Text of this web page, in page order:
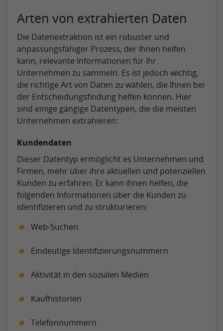
Arten von extrahierten Daten
Die Datenextraktion ist ein robuster und
anpassungsfähiger Prozess, der Ihnen helfen
kann, relevante Informationen für Ihr
Unternehmen zu sammeln. Es ist jedoch wichtig,
die richtige Art von Daten zu wählen, die Ihnen bei
der Entscheidungsfindung helfen können. Hier
sind einige gängige Datentypen, die die meisten
Unternehmen extrahieren:
Kundendaten
Dieser Datentyp ermöglicht es Unternehmen und
Firmen, mehr über ihre aktuellen und potenziellen
Kunden zu erfahren. Er kann ihnen helfen, die
folgenden Informationen über die Kunden zu
identifizieren und zu strukturieren:
Web-Suchen
Eindeutige Identifizierungsnummern
Aktivität in den sozialen Medien
Kaufhistorien
Telefonnummern